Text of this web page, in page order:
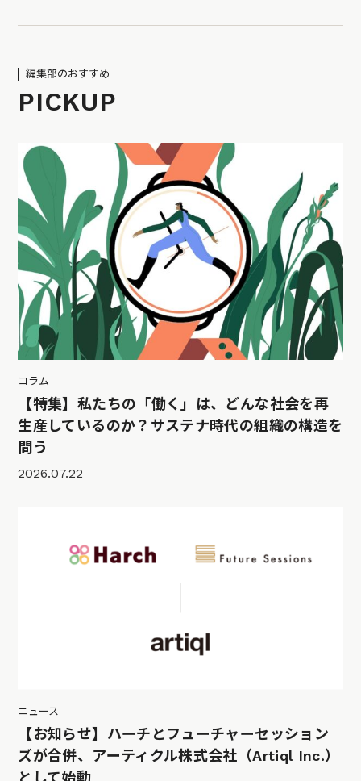
編集部のおすすめ
PICKUP
コラム
【特集】私たちの「働く」は、どんな社会を再
生産しているのか？サステナ時代の組織の構造を
問う
2026.07.22
ニュース
【お知らせ】ハーチとフューチャーセッション
ズが合併、アーティクル株式会社（Artiql Inc.）
として始動